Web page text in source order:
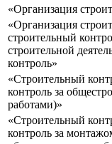
«Организация
«Организация
строительный
строительной
контроль»
«Строительный
контроль за
работами)»
«Строительный
контроль за